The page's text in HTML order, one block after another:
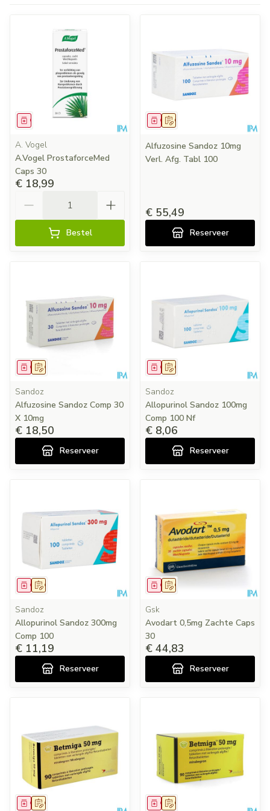
Geneesmiddel
A. Vogel
A.Vogel ProstaforceMed
Caps 30
€ 18,99
Bestel
Op voorschrift
Geneesmiddel
Alfuzosine Sandoz 10mg
Verl. Afg. Tabl 100
€ 55,49
Reserveer
Op voorschrift
Geneesmiddel
Sandoz
Alfuzosine Sandoz Comp 30
X 10mg
€ 18,50
Reserveer
Op voorschrift
Geneesmiddel
Sandoz
Allopurinol Sandoz 100mg
Comp 100 Nf
€ 8,06
Reserveer
Op voorschrift
Geneesmiddel
Sandoz
Allopurinol Sandoz 300mg
Comp 100
€ 11,19
Reserveer
Op voorschrift
Geneesmiddel
Gsk
Avodart 0,5mg Zachte Caps
30
€ 44,83
Reserveer
Op voorschrift
Geneesmiddel Op voorschrift
Geneesmiddel